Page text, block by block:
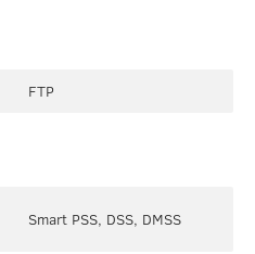
FTP
Smart PSS, DSS, DMSS